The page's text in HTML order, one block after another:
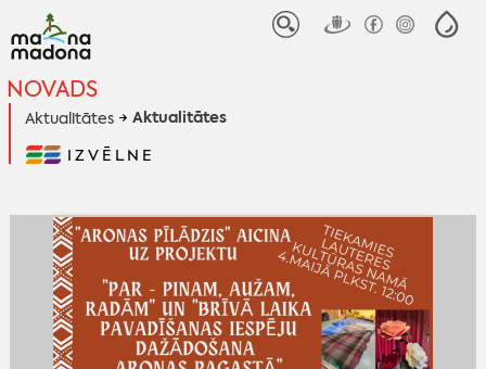
NOVADS
Aktualitātes Aktualitātes
IZVĒLNE